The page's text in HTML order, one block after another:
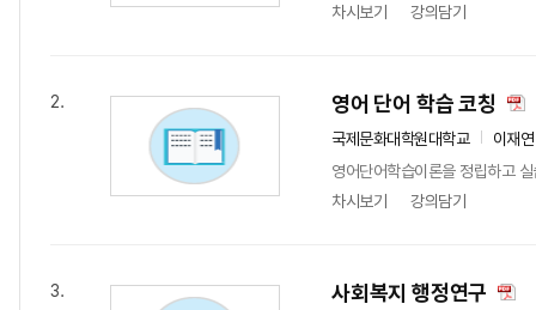
차시보기
강의담기
2. 영어 단어 학습 코칭
국제문화대학원대학교
이재연
영어단어학습이론을 정립하고
차시보기
강의담기
3. 사회복지 행정연구